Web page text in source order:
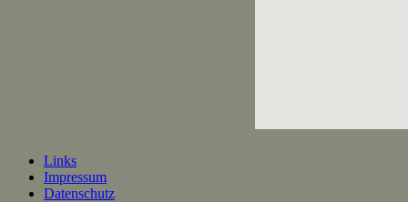
Links
Impressum
Datenschutz